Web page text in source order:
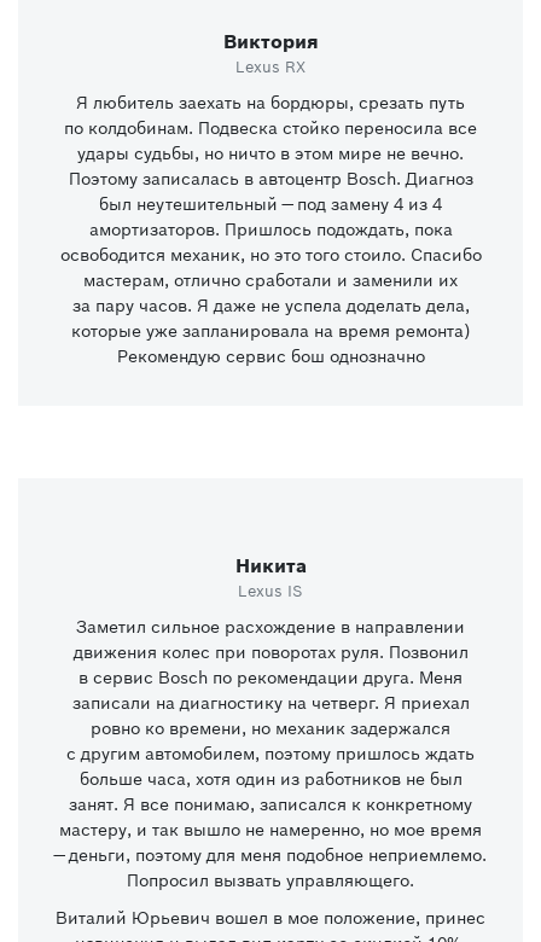
Виктория
Lexus RX
Я любитель заехать на бордюры, срезать путь
по колдобинам. Подвеска стойко переносила все
удары судьбы, но ничто в этом мире не вечно.
Поэтому записалась в автоцентр Bosch. Диагноз
был неутешительный — под замену 4 из 4
амортизаторов. Пришлось подождать, пока
освободится механик, но это того стоило. Спасибо
мастерам, отлично сработали и заменили их
за пару часов. Я даже не успела доделать дела,
которые уже запланировала на время ремонта)
Рекомендую сервис бош однозначно
Никита
Lexus IS
Заметил сильное расхождение в направлении
движения колес при поворотах руля. Позвонил
в сервис Bosch по рекомендации друга. Меня
записали на диагностику на четверг. Я приехал
ровно ко времени, но механик задержался
с другим автомобилем, поэтому пришлось ждать
больше часа, хотя один из работников не был
занят. Я все понимаю, записался к конкретному
мастеру, и так вышло не намеренно, но мое время
— деньги, поэтому для меня подобное неприемлемо.
Попросил вызвать управляющего.
Виталий Юрьевич вошел в мое положение, принес